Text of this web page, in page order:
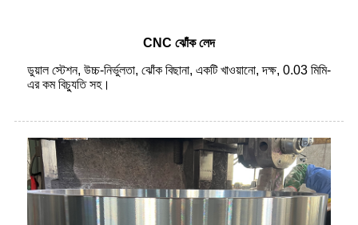
CNC ঝোঁক লেদ
ডুয়াল স্টেশন, উচ্চ-নির্ভুলতা, ঝোঁক বিছানা, একটি খাওয়ানো, দক্ষ, 0.03 মিমি-
এর কম বিচ্যুতি সহ।